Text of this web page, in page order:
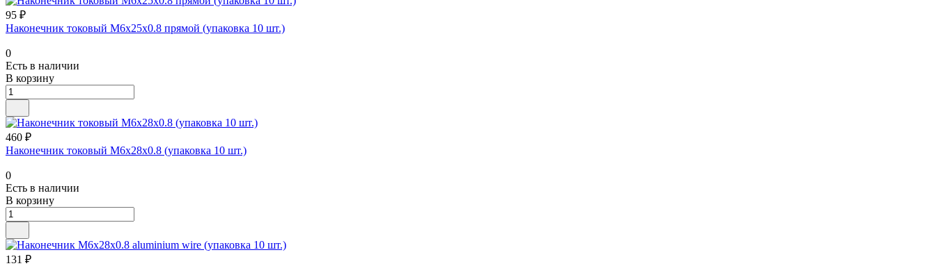
95 ₽
Наконечник токовый М6х25х0.8 прямой (упаковка 10 шт.)
0
Есть в наличии
В корзину
460 ₽
Наконечник токовый М6х28х0.8 (упаковка 10 шт.)
0
Есть в наличии
В корзину
131 ₽